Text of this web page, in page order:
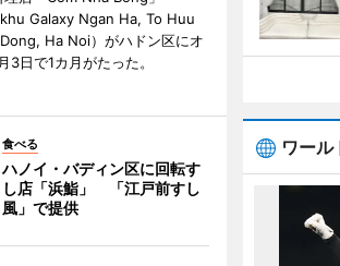
khu Galaxy Ngan Ha, To Huu
Ha Noi）がハドン区にオ
3日で1カ月がたった。
食べる
ハノイ・バディン区に回転す
し店「浜鮨」 「江戸前すし
風」で提供
ワール